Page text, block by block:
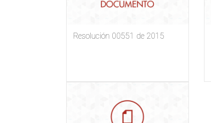
Resolución 00551 de 2015